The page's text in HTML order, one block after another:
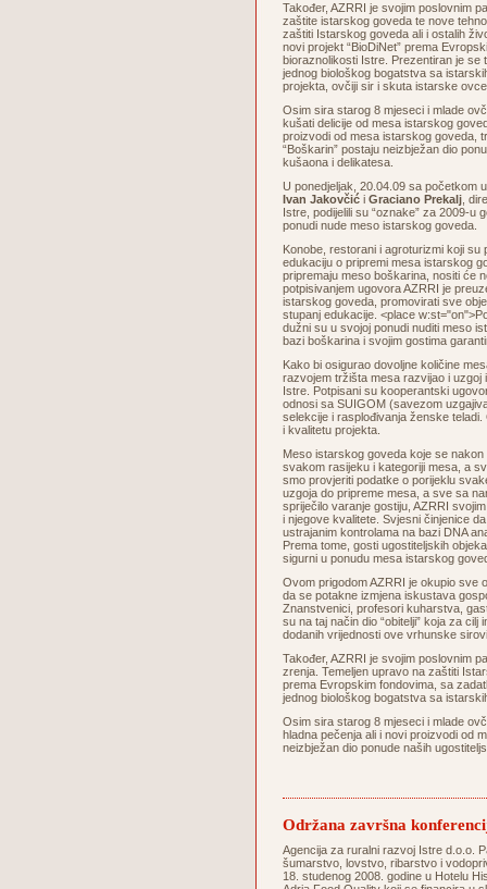
Također, AZRRI je svojim poslovnim
zaštite istarskog goveda te nove
zaštiti Istarskog goveda ali i ostalih
novi projekt “BioDiNet” prema
bioraznolikosti Istre. Prezentiran je
jednog biološkog bogatstva sa
projekta, ovčiji sir i skuta istarske
Osim sira starog 8 mjeseci i mlade
kušati delicije od mesa istarskog
proizvodi od mesa istarskog goveda,
“Boškarin” postaju neizbježan dio
kušaona i delikatesa.
U ponedjeljak, 20.04.09 sa početkom
Ivan Jakovčić i Graciano Prekalj ,
Istre, podijelili su “oznake” za 2009-u
ponudi nude meso istarskog goveda.
Konobe, restorani i agroturizmi koji
edukaciju o pripremi mesa istarskog
pripremaju meso boškarina, nositi će
potpisivanjem ugovora AZRRI je
istarskog goveda, promovirati sve
stupanj edukacije. <place
dužni su u svojoj ponudi nuditi meso
bazi boškarina i svojim gostima
Kako bi osigurao dovoljne količine
razvojem tržišta mesa razvijao i
Istre. Potpisani su kooperantski
odnosi sa SUIGOM (savezom
selekcije i rasplođivanja ženske
i kvalitetu projekta.
Meso istarskog goveda koje se
svakom rasijeku i kategoriji mesa, a
smo provjeriti podatke o porijeklu
uzgoja do pripreme mesa, a sve sa
spriječilo varanje gostiju, AZRRI
i njegove kvalitete. Svjesni činjenice
ustrajanim kontrolama na bazi DNA
Prema tome, gosti ugostiteljskih
sigurni u ponudu mesa
Ovom prigodom AZRRI je okupio sve
da se potakne izmjena iskustava
Znanstvenici, profesori kuharstva,
su na taj način dio “obitelji” koja za
dodanih vrijednosti ove vrhunske
Također, AZRRI je svojim poslovnim
zrenja. Temeljen upravo na zaštiti
prema Evropskim fondovima, sa
jednog biološkog bogatstva sa
Osim sira starog 8 mjeseci i mlade
hladna pečenja ali i novi proizvodi od
neizbježan dio ponude naših
Održana završna
Agencija za ruralni razvoj Istre d.o.o.
šumarstvo, lovstvo, ribarstvo i
18. studenog 2008. godine u Hotelu